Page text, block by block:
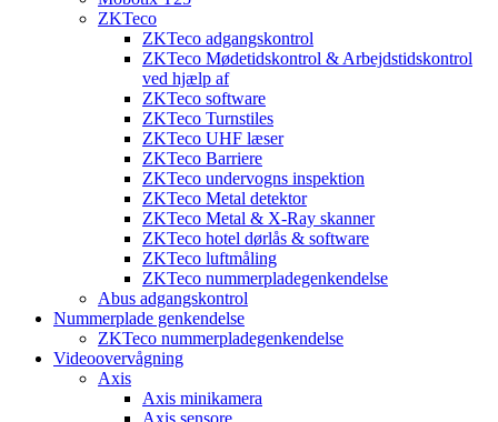
ZKTeco
ZKTeco adgangskontrol
ZKTeco Mødetidskontrol & Arbejdstidskontrol
ved hjælp af
ZKTeco software
ZKTeco Turnstiles
ZKTeco UHF læser
ZKTeco Barriere
ZKTeco undervogns inspektion
ZKTeco Metal detektor
ZKTeco Metal & X-Ray skanner
ZKTeco hotel dørlås & software
ZKTeco luftmåling
ZKTeco nummerpladegenkendelse
Abus adgangskontrol
Nummerplade genkendelse
ZKTeco nummerpladegenkendelse
Videoovervågning
Axis
Axis minikamera
Axis sensore